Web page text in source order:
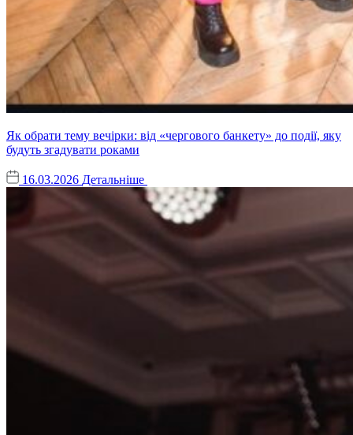
Як обрати тему вечірки: від «чергового банкету» до події, яку
будуть згадувати роками
16.03.2026 Детальніше